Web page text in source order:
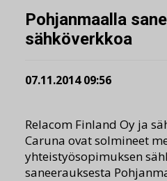
Pohjanmaalla
sähköverkkoa
07.11.2014 09:56
Relacom Finland Oy ja
Caruna ovat solmineet
yhteistyösopimuksen
saneerauksesta